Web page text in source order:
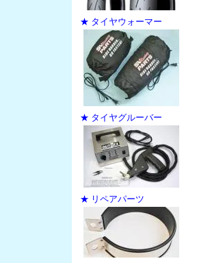
★ タイヤウォーマー
★ タイヤグルーバー
★ リペアパーツ